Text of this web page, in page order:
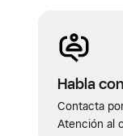
Habla
Contacta
Atención al